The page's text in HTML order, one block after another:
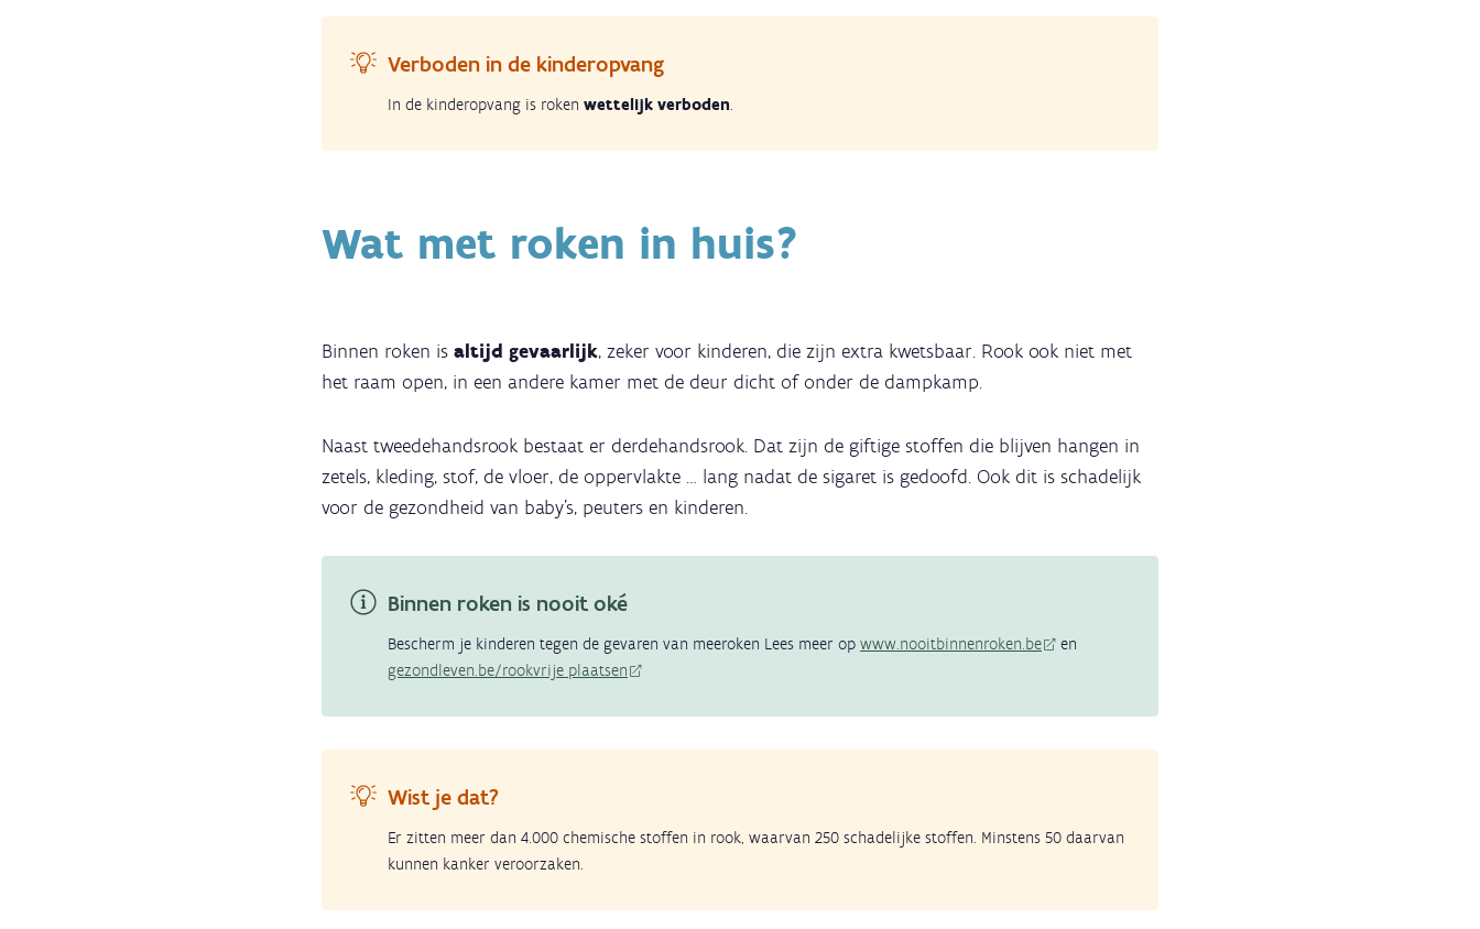
Verboden in de kinderopvang
In de kinderopvang is roken wettelijk verboden.
Wat met roken in huis?
Binnen roken is altijd gevaarlijk, zeker voor kinderen, die zijn extra kwetsbaar. Rook ook niet met
het raam open, in een andere kamer met de deur dicht of onder de dampkamp.
Naast tweedehandsrook bestaat er derdehandsrook. Dat zijn de giftige stoffen die blijven hangen in
zetels, kleding, stof, de vloer, de oppervlakte … lang nadat de sigaret is gedoofd. Ook dit is schadelijk
voor de gezondheid van baby’s, peuters en kinderen.
Binnen roken is nooit oké
Bescherm je kinderen tegen de gevaren van meeroken Lees meer op www.nooitbinnenroken.be
en
gezondleven.be/rookvrije plaatsen
Wist je dat?
Er zitten meer dan 4.000 chemische stoffen in rook, waarvan 250 schadelijke stoffen. Minstens 50 daarvan
kunnen kanker veroorzaken.